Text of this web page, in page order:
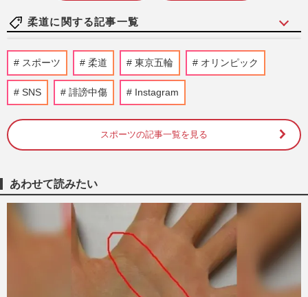
柔道に関する記事一覧
阿部一二三、グラドル・橋本莉菜と破局報
道に「別れてよかった」冷めた声の背景
に“下ネタコール”の破天荒…
週刊女性PRIME
【目撃撮】柔道・阿部一二三、グラドル彼
女不在の“焼き肉忘年会”でまさかの「下ネ
週刊女性PRIME
柔道五輪金メダリストの井上康生、妻でモ
デルの東原亜希の“裸に見える服”と家族旅
行の“仲良し動画”が不…
週刊女性PRIME 2024/12/14
スポーツ 柔道 東京五輪 オリンピック
SNS 誹謗中傷 Instagram
スポーツの記事一覧を見る
あわせて読みたい